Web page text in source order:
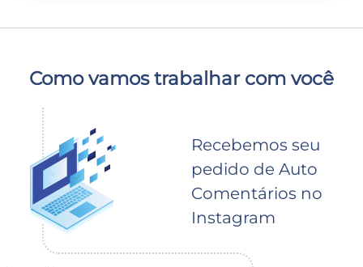
Como vamos trabalhar com você
Recebemos seu
pedido de Auto
Comentários no
Instagram